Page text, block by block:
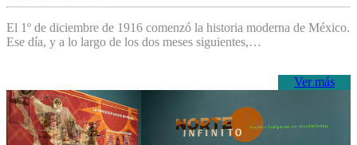
El 1º de diciembre de 1916 comenzó la historia moderna de México.
Ese día, y a lo largo de los dos meses siguientes,…
Ver más